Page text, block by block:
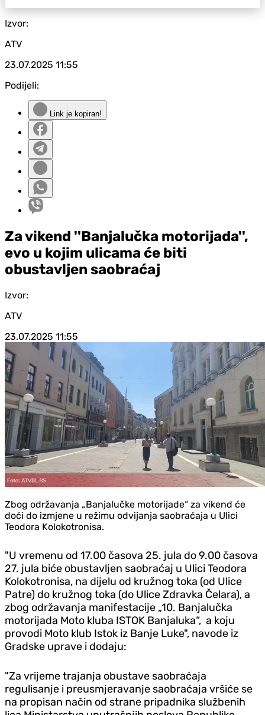
Izvor:
ATV
23.07.2025 11:55
Podijeli:
Link je kopiran!
Za vikend ''Banjalučka motorijada'',
evo u kojim ulicama će biti
obustavljen saobraćaj
Izvor:
ATV
23.07.2025 11:55
Zbog održavanja „Banjalučke motorijade“ za vikend će
doći do izmjene u režimu odvijanja saobraćaja u Ulici
Teodora Kolokotronisa.
"U vremenu od 17.00 časova 25. jula do 9.00 časova
27. jula biće obustavljen saobraćaj u Ulici Teodora
Kolokotronisa, na dijelu od kružnog toka (od Ulice
Patre) do kružnog toka (do Ulice Zdravka Čelara), a
zbog održavanja manifestacije „10. Banjalučka
motorijada Moto kluba ISTOK Banjaluka“, a koju
provodi Moto klub Istok iz Banje Luke", navode iz
Gradske uprave i dodaju:
"Za vrijeme trajanja obustave saobraćaja
regulisanje i preusmjeravanje saobraćaja vršiće se
na propisan način od strane pripadnika službenih